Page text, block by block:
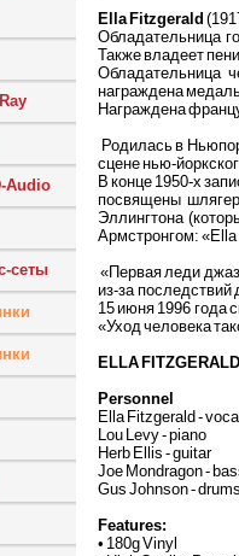
Audio
сеты
Ella Fitzgerald
Обладательница
Также владеет
Обладательница
награждена
Награждена
Родилась в
сцене нью-
В конце 1950-х
посвящены
Эллингтона
Армстронгом: «Ella
«Первая леди
из-за
15 июня 1996 года
«Уход человека
ELLA
Personnel
Ella Fitzgerald -
Lou Levy - piano
Herb Ellis - guitar
Joe Mondragon -
Gus Johnson - drums
Features:
• 180g Vinyl